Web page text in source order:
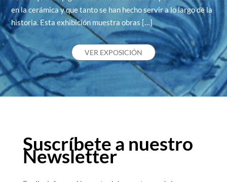
en la cerámica y que tanto se han hecho servir a lo largo de la
historia. Esta exhibición muestra obras […]
VER EXPOSICIÓN
Suscríbete a nuestro
Newsletter